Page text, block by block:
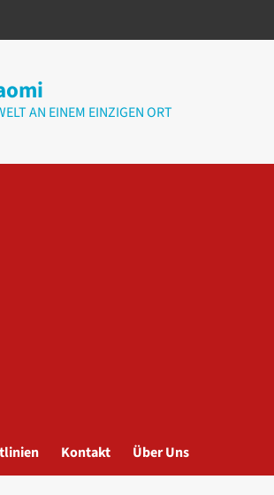
AN EINEM EINZIGEN ORT
Kontakt Über Uns